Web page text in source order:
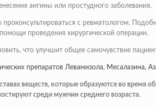
ангины или простудного заболевания.
с ревматологом.
проведения хирургической операции.
что улучшит общее самочувствие
препаратов Левамизола, Месалазина,
веществ, которые образуются во
среди мужчин среднего возраста.